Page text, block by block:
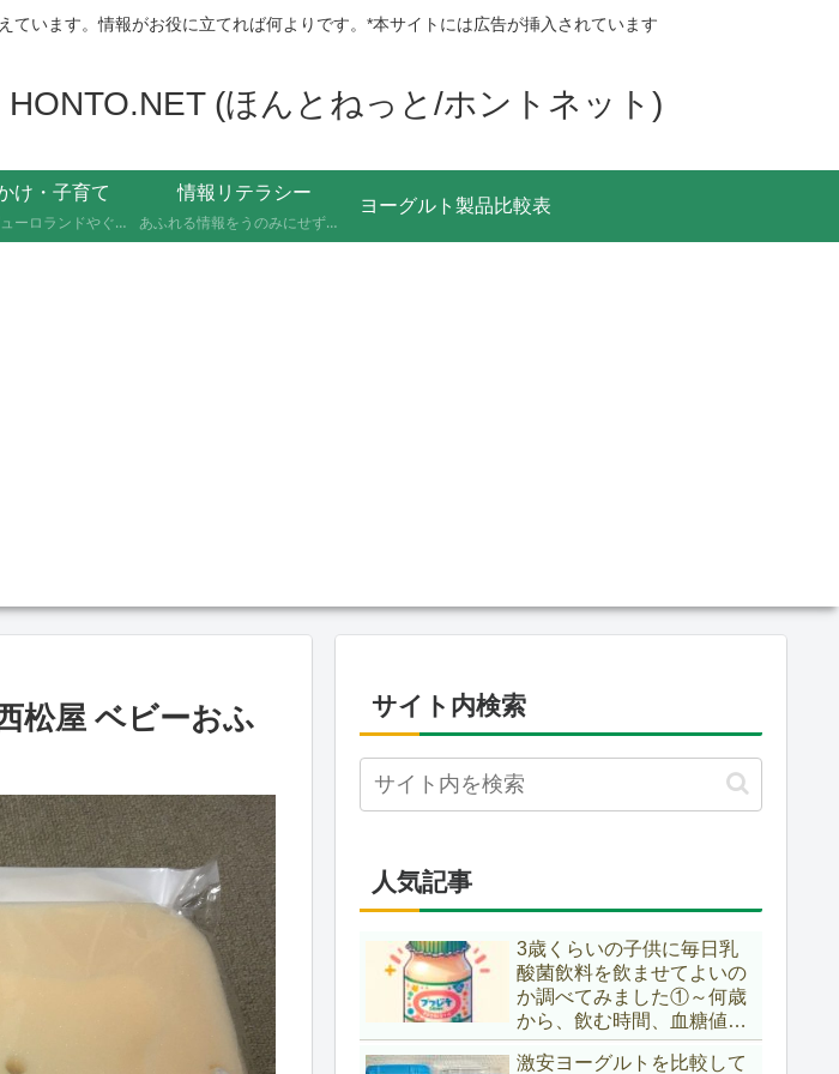
います。情報がお役に立てれば何よりです。*本サイトには広告が挿入されています
(ほんとねっと/ホントネット)
け・子育て
サンリオピューロランドやぐりんぱなど、未就学児2人を連れて実際に行ったスポットの体験レポートです。株主優待や割引券でお得に楽しむ方法、子連れならではの持ち物や注意点もあわせて記録しています。
情報リテラシー
あふれる情報をうのみにせず、「これってほんと？」と一度立ち止まって見極めるための考え方を記録しています。ニュースの裏の読み解き方、詐欺やデマへの向き合い方など、サイト名「HONTO.NET」の原点となるテーマです。
ヨーグルト製品比較表
松屋 ベビーおふ
サイト内検索
人気記事
3歳くらいの子供に毎日乳
酸菌飲料を飲ませてよいの
か調べてみました①～何歳
から、飲む時間、血糖値ス
パイク～
激安ヨーグルトを比較して